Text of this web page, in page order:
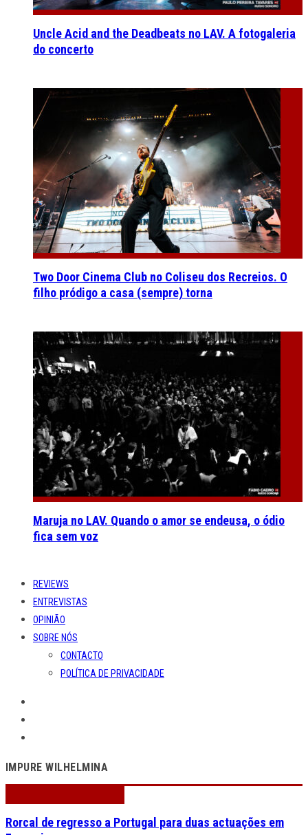
Uncle Acid and the Deadbeats no LAV. A fotogaleria
do concerto
Two Door Cinema Club no Coliseu dos Recreios. O
filho pródigo a casa (sempre) torna
Maruja no LAV. Quando o amor se endeusa, o ódio
fica sem voz
REVIEWS
ENTREVISTAS
OPINIÃO
SOBRE NÓS
CONTACTO
POLÍTICA DE PRIVACIDADE
IMPURE WILHELMINA
Rorcal de regresso a Portugal para duas actuações em